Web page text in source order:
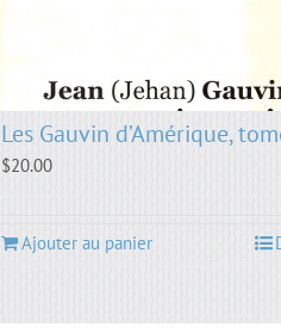
Les Gauvin d’Amérique,
$20.00
Ajouter au panier